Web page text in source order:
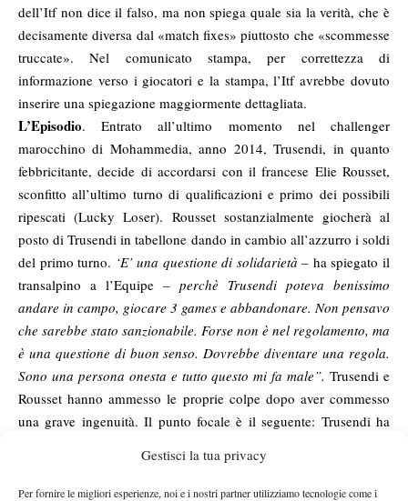
Gestisci la tua privacy
Per fornire le migliori esperienze, noi e i nostri partner utilizziamo tecnologie come i
dell’Itf non dice il falso, ma non spiega quale sia la verità, che è
decisamente diversa dal «match fixes» piuttosto che «scommesse
truccate». Nel comunicato stampa, per correttezza di
informazione verso i giocatori e la stampa, l’Itf avrebbe dovuto
inserire una spiegazione maggiormente dettagliata.
L’Episodio. Entrato all’ultimo momento nel challenger
marocchino di Mohammedia, anno 2014, Trusendi, in quanto
febbricitante, decide di accordarsi con il francese Elie Rousset,
sconfitto all’ultimo turno di qualificazioni e primo dei possibili
ripescati (Lucky Loser). Rousset sostanzialmente giocherà al
posto di Trusendi in tabellone dando in cambio all’azzurro i soldi
del primo turno. ‘E’ una questione di solidarietà – ha spiegato il
transalpino a l’Equipe – perchè Trusendi poteva benissimo
andare in campo, giocare 3 games e abbandonare. Non pensavo
che sarebbe stato sanzionabile. Forse non è nel regolamento, ma
è una questione di buon senso. Dovrebbe diventare una regola.
Sono una persona onesta e tutto questo mi fa male”.Trusendi e
Rousset hanno ammesso le proprie colpe dopo aver commesso
una grave ingenuità. Il punto focale è il seguente: Trusendi ha
guadagnato un euro in più rispetto al prize money che avrebbe
ottenuto (regolarmente) scendendo in campo nel primo turno che